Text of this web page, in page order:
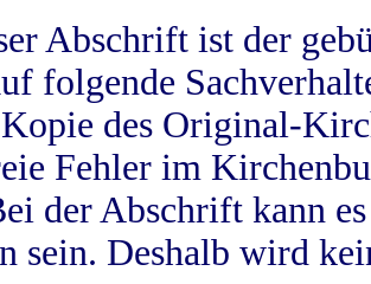
Abschrift ist der
folgende
des Original-
Fehler im
der Abschrift kann
sein. Deshalb wird